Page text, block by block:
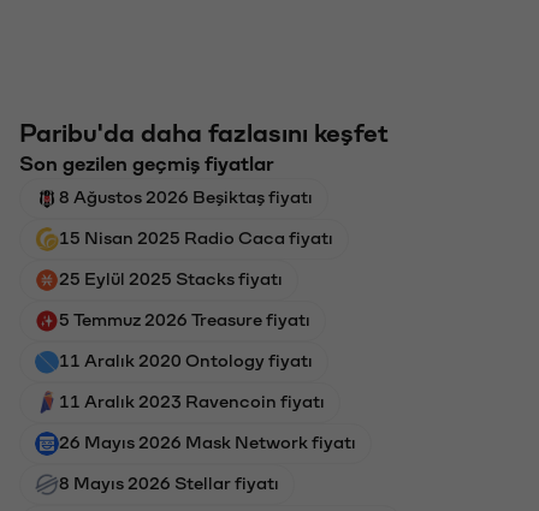
Paribu'da daha fazlasını keşfet
Son gezilen geçmiş fiyatlar
8 Ağustos 2026 Beşiktaş fiyatı
15 Nisan 2025 Radio Caca fiyatı
25 Eylül 2025 Stacks fiyatı
5 Temmuz 2026 Treasure fiyatı
11 Aralık 2020 Ontology fiyatı
11 Aralık 2023 Ravencoin fiyatı
26 Mayıs 2026 Mask Network fiyatı
8 Mayıs 2026 Stellar fiyatı